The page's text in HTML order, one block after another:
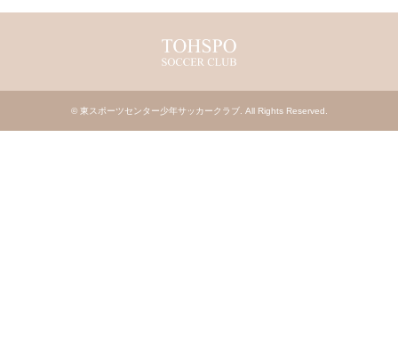
© 東スポーツセンター少年サッカークラブ. All Rights Reserved.